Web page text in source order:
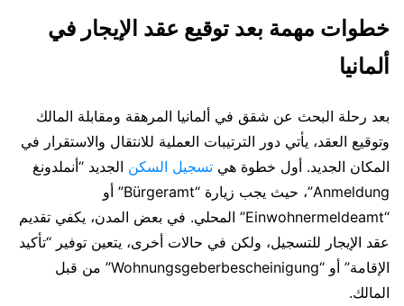
خطوات مهمة بعد توقيع عقد الإيجار في
ألمانيا
بعد رحلة البحث عن شقق في ألمانيا المرهقة ومقابلة المالك
وتوقيع العقد، يأتي دور الترتيبات العملية للانتقال والاستقرار في
المكان الجديد. أول خطوة هي تسجيل السكن الجديد “أنملدونغ
Anmeldung”، حيث يجب زيارة “Bürgeramt” أو
“Einwohnermeldeamt” المحلي. في بعض المدن، يكفي تقديم
عقد الإيجار للتسجيل، ولكن في حالات أخرى، يتعين توفير “تأكيد
الإقامة” أو “Wohnungsgeberbescheinigung” من قبل
المالك.